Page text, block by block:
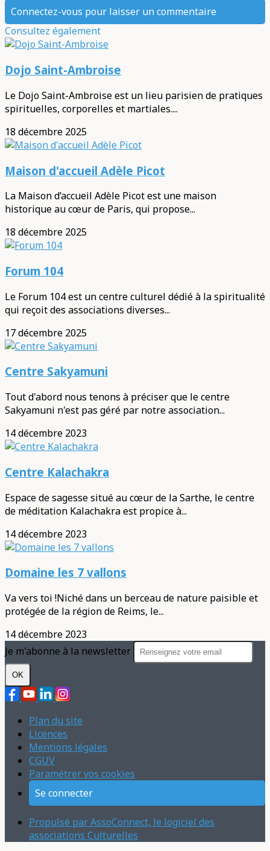
Connectez-vous pour laisser un commentaire
Consultez également
Dojo Saint-Ambroise
Le Dojo Saint-Ambroise est un lieu parisien de pratiques
spirituelles, corporelles et martiales....
18 décembre 2025
Maison d'accueil Adèle Picot
La Maison d’accueil Adèle Picot est une maison
historique au cœur de Paris, qui propose...
18 décembre 2025
Forum 104
Le Forum 104 est un centre culturel dédié à la spiritualité
qui reçoit des associations diverses...
17 décembre 2025
Centre Sakyamuni
Tout d'abord nous tenons à préciser que le centre
Sakyamuni n'est pas géré par notre association...
14 décembre 2023
Centre Kalachakra
Espace de sagesse situé au cœur de la Sarthe, le centre
de méditation Kalachakra est propice à...
14 décembre 2023
Domaine les 7 vallons
Va vers toi !Niché dans un berceau de nature paisible et
protégée de la région de Reims, le...
14 décembre 2023
Je m'abonne à la newsletter
OK
Plan du site
Licences
Mentions légales
CGUV
Paramétrer vos cookies
Se connecter
Propulsé par AssoConnect, le logiciel des
associations Culturelles